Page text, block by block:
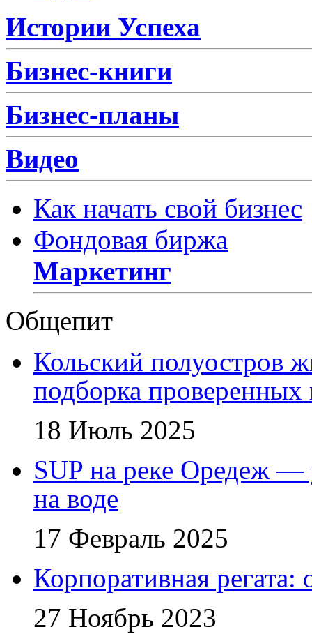
Истории Успеха
Бизнес-книги
Бизнес-планы
Видео
Как начать свой бизнес
Фондовая биржа
Маркетинг
Общепит
Кольский полуостров
подборка проверенных
18 Июль 2025
SUP на реке Оредеж —
на воде
17 Февраль 2025
Корпоративная
27 Ноябрь 2023